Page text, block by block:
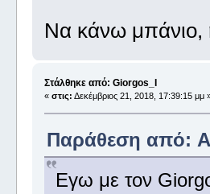
Να κάνω μπάνιο,
Στάλθηκε από: Giorgos_I
« στις: Δεκέμβριος 21, 2018, 17:39:15 μμ
Παράθεση από:
Εγω με τον